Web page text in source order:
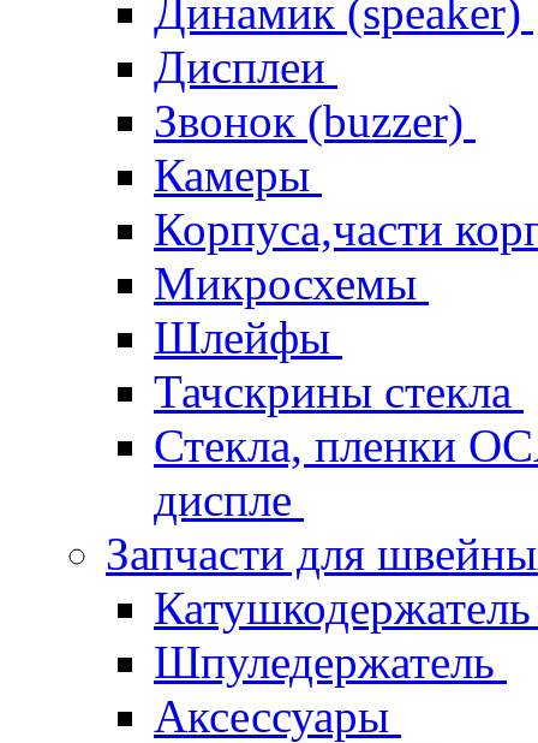
Динамик (speaker)
Дисплеи
Звонок (buzzer)
Камеры
Корпуса,части
Микросхемы
Шлейфы
Тачскрины стекла
Стекла, пленки
диспле
Запчасти для
Шпуледержатель
Аксессуары